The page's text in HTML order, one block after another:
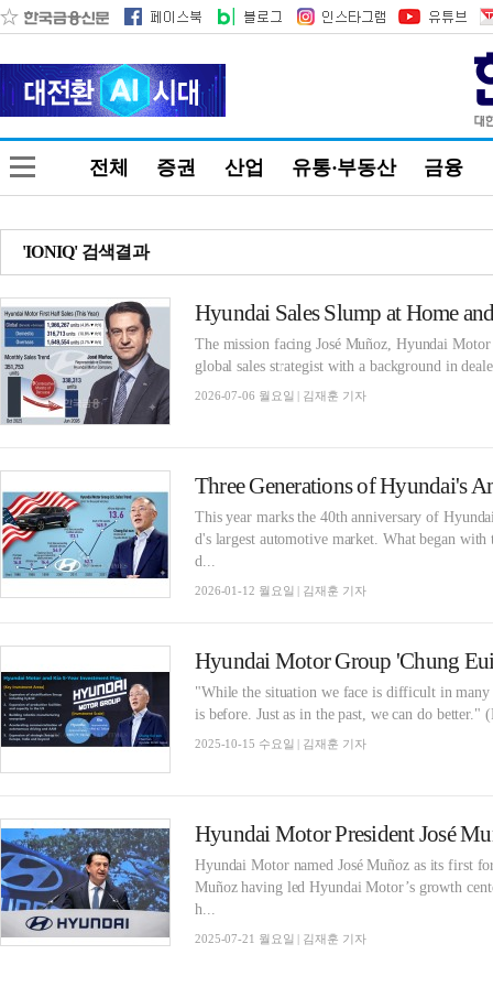
전체 증권 산업 유통·부동산 금융
'IONIQ' 검색결과
The mission facing José Muñoz, Hyundai
global sales strategist with a background in
2026-07-06 월요일 | 김재훈 기자
This year marks the 40th anniversary of
d's largest automotive market. What began
d...
2026-01-12 월요일 | 김재훈 기자
"While the situation we face is difficult in many
is before. Just as in the past, we can do better."
2025-10-15 수요일 | 김재훈 기자
Hyundai Motor named José Muñoz as its first
Muñoz having led Hyundai Motor’s growth
h...
2025-07-21 월요일 | 김재훈 기자